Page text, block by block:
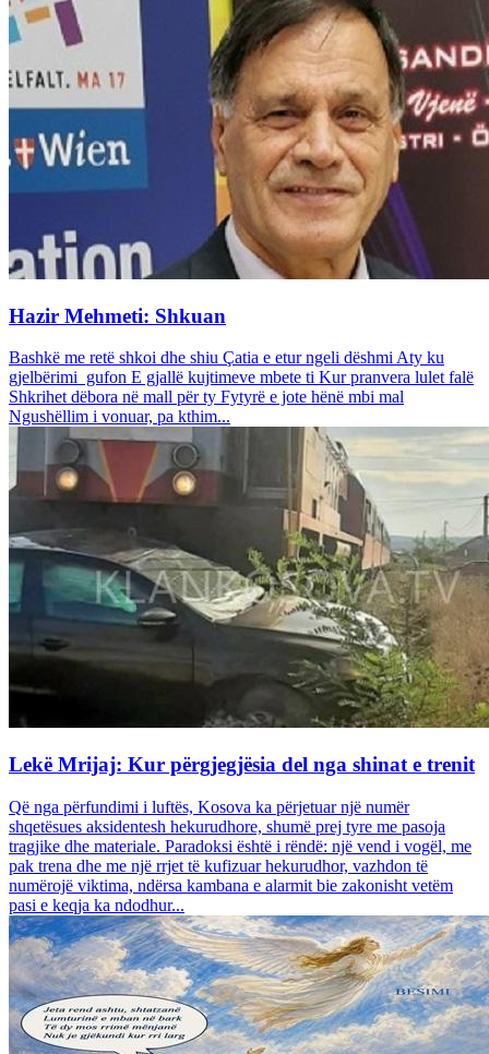
Hazir Mehmeti: Shkuan
Bashkë me retë shkoi dhe shiu Çatia e etur ngeli dëshmi Aty ku
gjelbërimi gufon E gjallë kujtimeve mbete ti Kur pranvera lulet falë
Shkrihet dëbora në mall për ty Fytyrë e jote hënë mbi mal
Ngushëllim i vonuar, pa kthim...
Lekë Mrijaj: Kur përgjegjësia del nga shinat e trenit
Që nga përfundimi i luftës, Kosova ka përjetuar një numër
shqetësues aksidentesh hekurudhore, shumë prej tyre me pasoja
tragjike dhe materiale. Paradoksi është i rëndë: një vend i vogël, me
pak trena dhe me një rrjet të kufizuar hekurudhor, vazhdon të
numërojë viktima, ndërsa kambana e alarmit bie zakonisht vetëm
pasi e keqja ka ndodhur...